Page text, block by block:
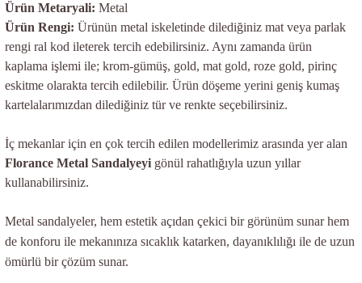
Ürün Metaryali: Metal
Ürün Rengi: Ürünün metal iskeletinde dilediğiniz mat veya parlak
rengi ral kod ileterek tercih edebilirsiniz. Aynı zamanda ürün
kaplama işlemi ile; krom-gümüş, gold, mat gold, roze gold, pirinç
eskitme olarakta tercih edilebilir. Ürün döşeme yerini geniş kumaş
kartelalarımızdan dilediğiniz tür ve renkte seçebilirsiniz.
İç mekanlar için en çok tercih edilen modellerimiz arasında yer alan
Florance Metal Sandalyeyi gönül rahatlığıyla uzun yıllar
kullanabilirsiniz.
Metal sandalyeler, hem estetik açıdan çekici bir görünüm sunar hem
de konforu ile mekanınıza sıcaklık katarken, dayanıklılığı ile de uzun
ömürlü bir çözüm sunar.